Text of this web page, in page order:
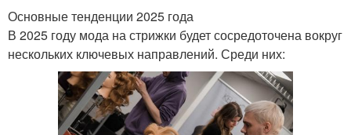
Основные тенденции 2025 года
В 2025 году мода на стрижки будет сосредоточена вокруг
нескольких ключевых направлений. Среди них: